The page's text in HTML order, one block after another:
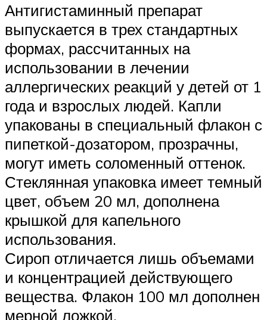
Антигистаминный препарат
выпускается в трех стандартных
формах, рассчитанных на
использовании в лечении
аллергических реакций у детей от 1
года и взрослых людей. Капли
упакованы в специальный флакон с
пипеткой-дозатором, прозрачны,
могут иметь соломенный оттенок.
Стеклянная упаковка имеет темный
цвет, объем 20 мл, дополнена
крышкой для капельного
использования.
Сироп отличается лишь объемами
и концентрацией действующего
вещества. Флакон 100 мл дополнен
мерной ложкой.